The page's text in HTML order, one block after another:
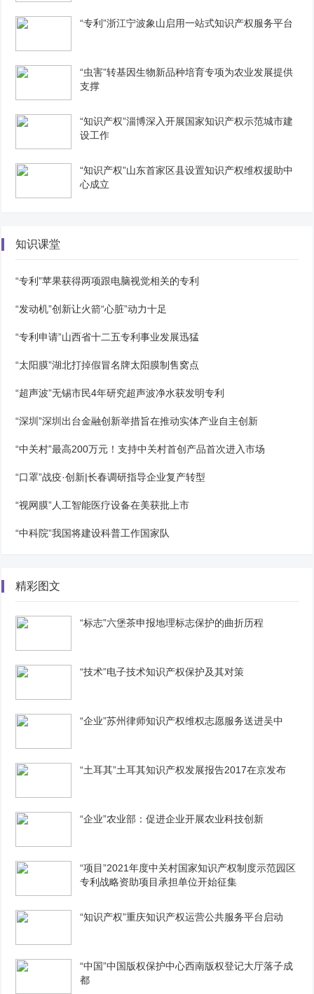
“专利”浙江宁波象山启用一站式知识产权服务平台
“虫害”转基因生物新品种培育专项为农业发展提供
支撑
“知识产权”淄博深入开展国家知识产权示范城市建
设工作
“知识产权”山东首家区县设置知识产权维权援助中
心成立
知识课堂
“专利”苹果获得两项跟电脑视觉相关的专利
“发动机”创新让火箭“心脏”动力十足
“专利申请”山西省十二五专利事业发展迅猛
“太阳膜”湖北打掉假冒名牌太阳膜制售窝点
“超声波”无锡市民4年研究超声波净水获发明专利
“深圳”深圳出台金融创新举措旨在推动实体产业自主创新
“中关村”最高200万元！支持中关村首创产品首次进入市场
“口罩”战疫·创新|长春调研指导企业复产转型
“视网膜”人工智能医疗设备在美获批上市
“中科院”我国将建设科普工作国家队
精彩图文
“标志”六堡茶申报地理标志保护的曲折历程
“技术”电子技术知识产权保护及其对策
“企业”苏州律师知识产权维权志愿服务送进吴中
“土耳其”土耳其知识产权发展报告2017在京发布
“企业”农业部：促进企业开展农业科技创新
“项目”2021年度中关村国家知识产权制度示范园区
专利战略资助项目承担单位开始征集
“知识产权”重庆知识产权运营公共服务平台启动
“中国”中国版权保护中心西南版权登记大厅落子成
都